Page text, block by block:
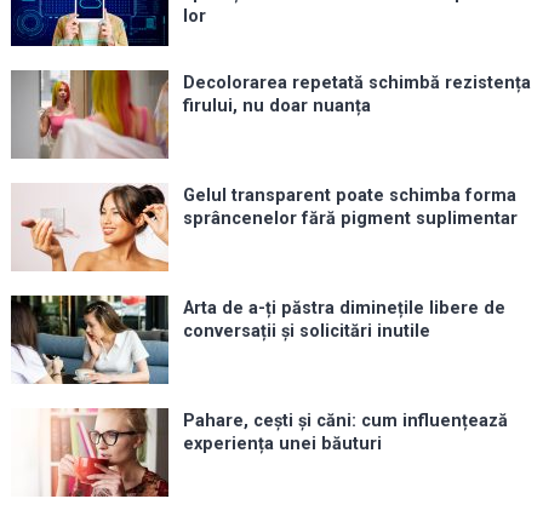
lor
Decolorarea repetată schimbă rezistența
firului, nu doar nuanța
Gelul transparent poate schimba forma
sprâncenelor fără pigment suplimentar
Arta de a-ți păstra diminețile libere de
conversații și solicitări inutile
Pahare, cești și căni: cum influențează
experiența unei băuturi